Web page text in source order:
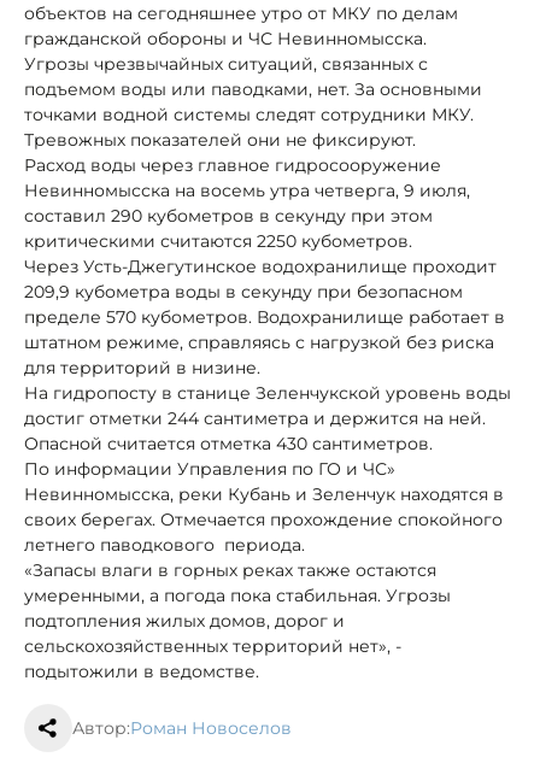
объектов на сегодняшнее утро от МКУ по делам
гражданской обороны и ЧС Невинномысска.
Угрозы чрезвычайных ситуаций, связанных с
подъемом воды или паводками, нет. За основными
точками водной системы следят сотрудники МКУ.
Тревожных показателей они не фиксируют.
Расход воды через главное гидросооружение
Невинномысска на восемь утра четверга, 9 июля,
составил 290 кубометров в секунду при этом
критическими считаются 2250 кубометров.
Через Усть-Джегутинское водохранилище проходит
209,9 кубометра воды в секунду при безопасном
пределе 570 кубометров. Водохранилище работает в
штатном режиме, справляясь с нагрузкой без риска
для территорий в низине.
На гидропосту в станице Зеленчукской уровень воды
достиг отметки 244 сантиметра и держится на ней.
Опасной считается отметка 430 сантиметров.
По информации Управления по ГО и ЧС»
Невинномысска, реки Кубань и Зеленчук находятся в
своих берегах. Отмечается прохождение спокойного
летнего паводкового периода.
«Запасы влаги в горных реках также остаются
умеренными, а погода пока стабильная. Угрозы
подтопления жилых домов, дорог и
сельскохозяйственных территорий нет», -
подытожили в ведомстве.
Автор:Роман Новоселов